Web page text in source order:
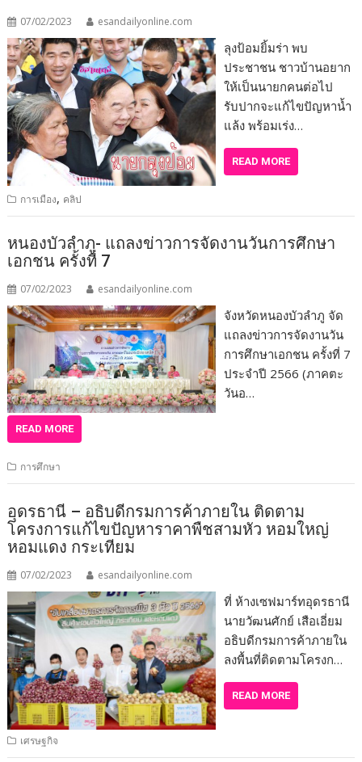
07/02/2023 esandailyonline.com
ลุงป้อมยิ้มร่า พบ
ประชาชน ชาวบ้านอยาก
ให้เป็นนายกคนต่อไป
รับปากจะแก้ไขปัญหาน้ำ
แล้ง พร้อมเร่ง…
READ MORE
การเมือง, คลิป
หนองบัวลำภู- แถลงข่าวการจัดงานวันการศึกษา
เอกชน ครั้งที่ 7
07/02/2023 esandailyonline.com
จังหวัดหนองบัวลำภู จัด
แถลงข่าวการจัดงานวัน
การศึกษาเอกชน ครั้งที่ 7
ประจำปี 2566 (ภาคตะ
วันอ…
READ MORE
การศึกษา
อุดรธานี – อธิบดีกรมการค้าภายใน ติดตาม
โครงการแก้ไขปัญหาราคาพืชสามหัว หอมใหญ่
หอมแดง กระเทียม
07/02/2023 esandailyonline.com
ที่ ห้างเซฟมาร์ทอุดรธานี
นายวัฒนศักย์ เสือเอี่ยม
อธิบดีกรมการค้าภายใน
ลงพื้นที่ติดตามโครงก…
READ MORE
เศรษฐกิจ